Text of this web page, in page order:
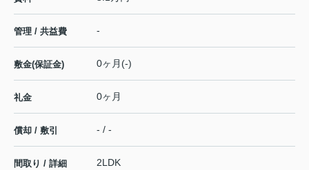
管理 / 共益費 -
敷金(保証金) 0ヶ月(-)
礼金 0ヶ月
償却 / 敷引 - / -
間取り / 詳細
2LDK